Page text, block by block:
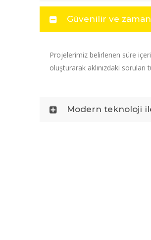
Güvenilir ve
Projelerimiz belirlenen süre
oluşturarak aklınızdaki soruları
Modern teknoloji